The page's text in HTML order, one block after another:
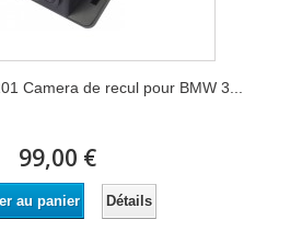
Camera de recul pour BMW 3...
99,00 €
au panier Détails